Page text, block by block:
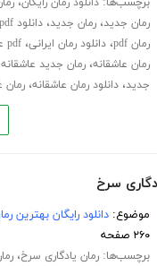
رمان جدید،رمان جدید،دانلود pdf رمان
رمان pdf ،دانلود رمان ایرانی،pdf عاشقانه
رمان عاشقانه،رمان جدید عاشقانه
جدید،دانلود رمان عاشقانه،رمان
سرخ
موضوع:دانلود رایگان بهترین
۲۶۰ صفحه
برچسب‌ها:رمان یادگاری سرخ،